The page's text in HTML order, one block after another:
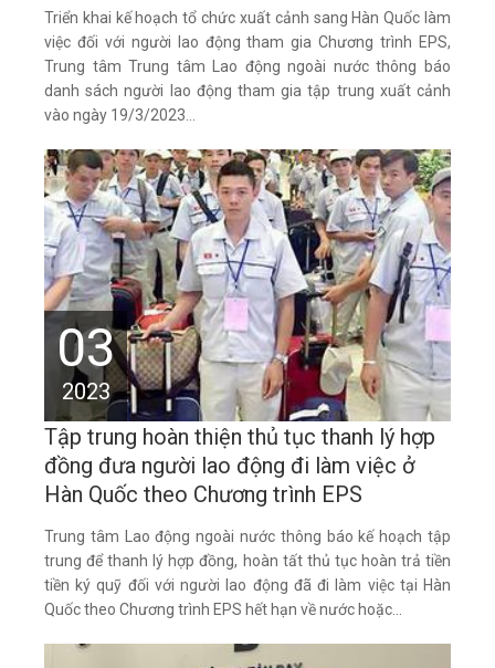
Triển khai kế hoạch tổ chức xuất cảnh sang Hàn Quốc làm
việc đối với người lao động tham gia Chương trình EPS,
Trung tâm Trung tâm Lao động ngoài nước thông báo
danh sách người lao động tham gia tập trung xuất cảnh
vào ngày 19/3/2023...
03
2023
Tập trung hoàn thiện thủ tục thanh lý hợp
đồng đưa người lao động đi làm việc ở
Hàn Quốc theo Chương trình EPS
Trung tâm Lao động ngoài nước thông báo kế hoạch tập
trung để thanh lý hợp đồng, hoàn tất thủ tục hoàn trả tiền
tiền ký quỹ đối với người lao động đã đi làm việc tại Hàn
Quốc theo Chương trình EPS hết hạn về nước hoặc...